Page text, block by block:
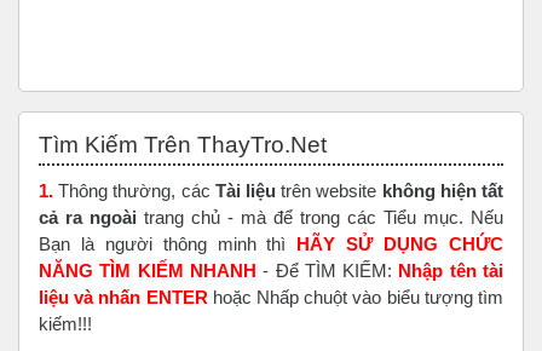
Tìm Kiếm Trên ThayTro.Net
1. Thông thường, các Tài liệu trên website không hiện tất
cả ra ngoài trang chủ - mà để trong các Tiểu mục. Nếu
Bạn là người thông minh thì HÃY SỬ DỤNG CHỨC
NĂNG TÌM KIẾM NHANH - Để TÌM KIẾM: Nhập tên tài
liệu và nhấn ENTER hoặc Nhấp chuột vào biểu tượng tìm
kiếm!!!